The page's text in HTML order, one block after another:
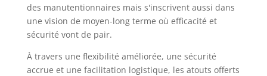
des manutentionnaires mais s'inscrivent aussi dans
une vision de moyen-long terme où efficacité et
sécurité vont de pair.
À travers une flexibilité améliorée, une sécurité
accrue et une facilitation logistique, les atouts offerts